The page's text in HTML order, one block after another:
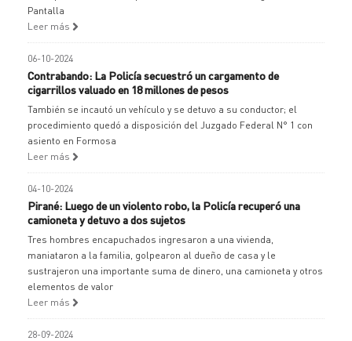
Pantalla
Leer más
06-10-2024
Contrabando: La Policía secuestró un cargamento de
cigarrillos valuado en 18 millones de pesos
También se incautó un vehículo y se detuvo a su conductor; el
procedimiento quedó a disposición del Juzgado Federal N° 1 con
asiento en Formosa
Leer más
04-10-2024
Pirané: Luego de un violento robo, la Policía recuperó una
camioneta y detuvo a dos sujetos
Tres hombres encapuchados ingresaron a una vivienda,
maniataron a la familia, golpearon al dueño de casa y le
sustrajeron una importante suma de dinero, una camioneta y otros
elementos de valor
Leer más
28-09-2024